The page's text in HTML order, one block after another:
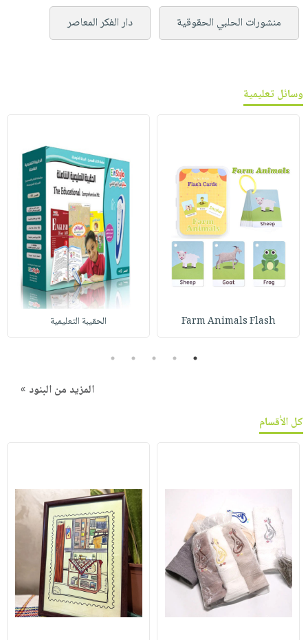
منشورات الحلبي الحقوقية دار الفكر المعاصر
وسائل تعليمية
Farm Animals Flash الحقيبة التعليمية
1
2
3
4
5
المزيد من البنود »
كل الأقسام